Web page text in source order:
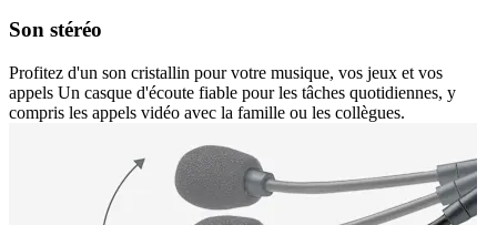
Son stéréo
Profitez d'un son cristallin pour votre musique, vos jeux et vos
appels Un casque d'écoute fiable pour les tâches quotidiennes, y
compris les appels vidéo avec la famille ou les collègues.